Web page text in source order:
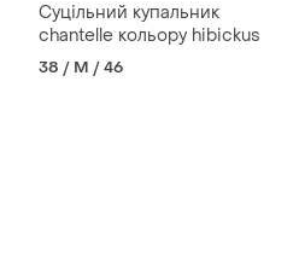
Суцільний купальник
chantelle кольору hibickus
38 / M / 46